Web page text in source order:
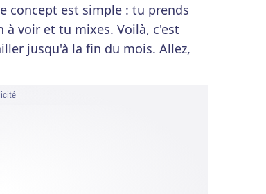
concept est simple : tu prends
voir et tu mixes. Voilà, c'est
jusqu'à la fin du mois. Allez,